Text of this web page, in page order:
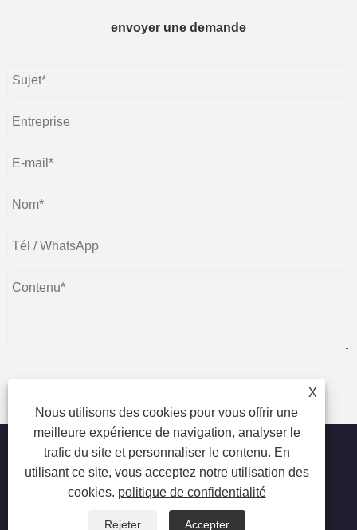
envoyer une demande
X
Nous utilisons des cookies pour vous offrir une
meilleure expérience de navigation, analyser le
trafic du site et personnaliser le contenu. En
utilisant ce site, vous acceptez notre utilisation des
cookies. politique de confidentialité
Rejeter Accepter
Copyright © 2023 Beijing Oriental Wison Technology Co.,
Limited - Épilation au laser, épilation, machine de beauté au
laser - Tous droits réservés.